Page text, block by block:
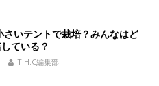
さいテントで栽培？みんなはど
ている？
T.H.C編集部